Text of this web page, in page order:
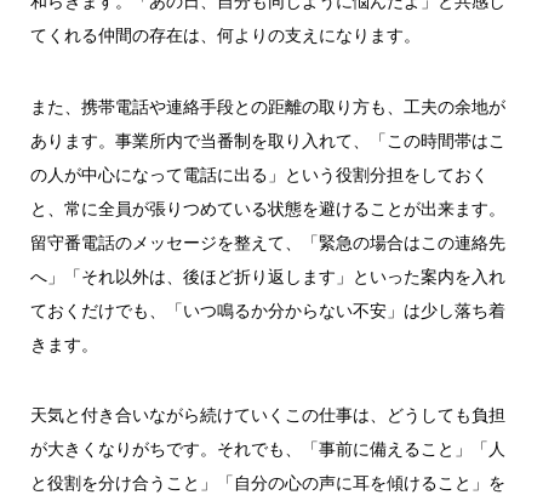
てくれる仲間の存在は、何よりの支えになります。
また、携帯電話や連絡手段との距離の取り方も、工夫の余地が
あります。事業所内で当番制を取り入れて、「この時間帯はこ
の人が中心になって電話に出る」という役割分担をしておく
と、常に全員が張りつめている状態を避けることが出来ます。
留守番電話のメッセージを整えて、「緊急の場合はこの連絡先
へ」「それ以外は、後ほど折り返します」といった案内を入れ
ておくだけでも、「いつ鳴るか分からない不安」は少し落ち着
きます。
天気と付き合いながら続けていくこの仕事は、どうしても負担
が大きくなりがちです。それでも、「事前に備えること」「人
と役割を分け合うこと」「自分の心の声に耳を傾けること」を